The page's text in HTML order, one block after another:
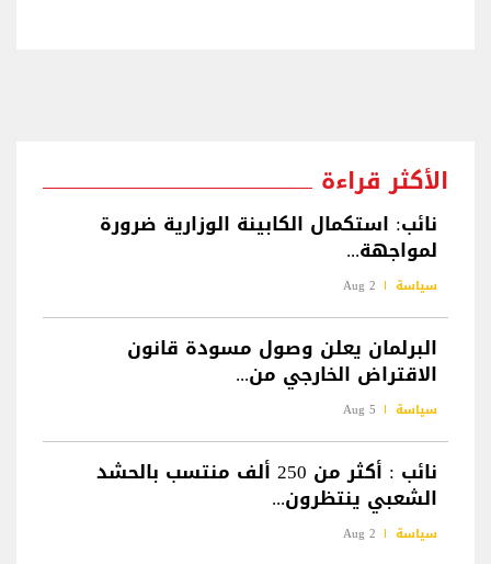
الأكثر قراءة
نائب: استكمال الكابينة الوزارية ضرورة
لمواجهة...
سياسة 2 Aug
البرلمان يعلن وصول مسودة قانون
الاقتراض الخارجي من...
سياسة 5 Aug
نائب : أكثر من 250 ألف منتسب بالحشد
الشعبي ينتظرون...
سياسة 2 Aug